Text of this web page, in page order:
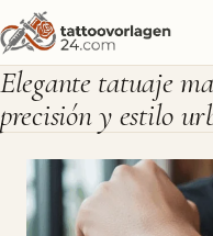
Elegante tatuaje
precisión y estilo